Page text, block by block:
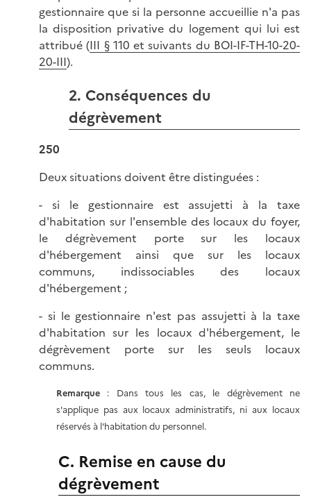
gestionnaire que si la personne accueillie n'a pas
la disposition privative du logement qui lui est
attribué (III § 110 et suivants du BOI-IF-TH-10-20-
20-III).
2. Conséquences du
dégrèvement
250
Deux situations doivent être distinguées :
- si le gestionnaire est assujetti à la taxe
d'habitation sur l'ensemble des locaux du foyer,
le dégrèvement porte sur les locaux
d'hébergement ainsi que sur les locaux
communs, indissociables des locaux
d'hébergement ;
- si le gestionnaire n'est pas assujetti à la taxe
d'habitation sur les locaux d'hébergement, le
dégrèvement porte sur les seuls locaux
communs.
Remarque : Dans tous les cas, le dégrèvement ne
s'applique pas aux locaux administratifs, ni aux locaux
réservés à l'habitation du personnel.
C. Remise en cause du
dégrèvement